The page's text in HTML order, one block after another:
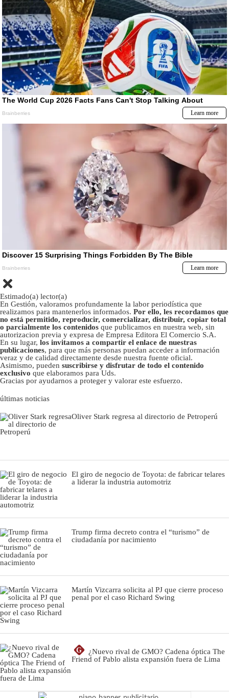
Estimado(a) lector(a)
En Gestión, valoramos profundamente la labor periodística que
realizamos para mantenerlos informados. Por ello, les recordamos que
no está permitido, reproducir, comercializar, distribuir, copiar total
o parcialmente los contenidos que publicamos en nuestra web, sin
autorizacion previa y expresa de Empresa Editora El Comercio S.A.
En su lugar, los invitamos a compartir el enlace de nuestras
publicaciones, para que más personas puedan acceder a información
veraz y de calidad directamente desde nuestra fuente oficial.
Asimismo, pueden suscribirse y disfrutar de todo el contenido
exclusivo que elaboramos para Uds.
Gracias por ayudarnos a proteger y valorar este esfuerzo.
últimas noticias
Oliver Stark regresa al directorio de Petroperú
El giro de negocio de Toyota: de fabricar telares
a liderar la industria automotriz
Trump firma decreto contra el “turismo” de
ciudadanía por nacimiento
Martín Vizcarra solicita al PJ que cierre proceso
penal por el caso Richard Swing
G
¿Nuevo rival de GMO? Cadena óptica The
Friend of Pablo alista expansión fuera de Lima